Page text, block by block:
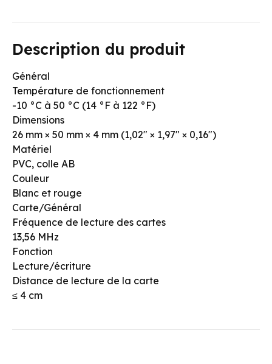
Description du produit
Général
Température de fonctionnement
-10 °C à 50 °C (14 °F à 122 °F)
Dimensions
26 mm × 50 mm × 4 mm (1,02″ × 1,97″ × 0,16″)
Matériel
PVC, colle AB
Couleur
Blanc et rouge
Carte/Général
Fréquence de lecture des cartes
13,56 MHz
Fonction
Lecture/écriture
Distance de lecture de la carte
≤ 4 cm